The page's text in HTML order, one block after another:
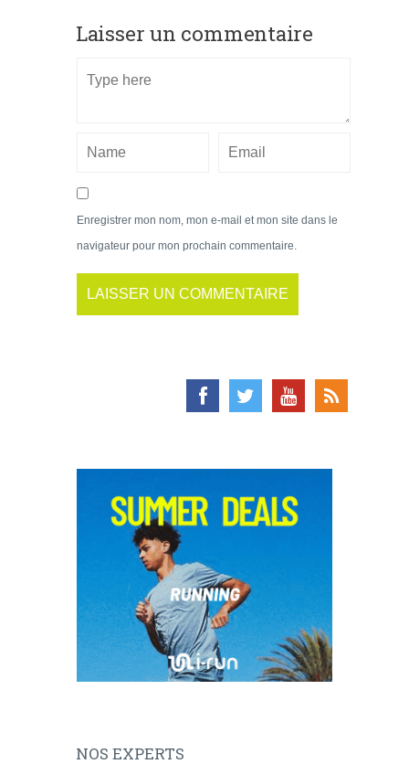
Laisser un commentaire
Enregistrer mon nom, mon e-mail et mon site dans le
navigateur pour mon prochain commentaire.
NOS EXPERTS